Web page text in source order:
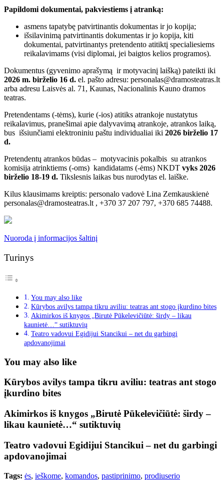
Papildomi dokumentai, pakviestiems į atranką:
asmens tapatybę patvirtinantis dokumentas ir jo kopija;
išsilavinimą patvirtinantis dokumentas ir jo kopija, kiti
dokumentai, patvirtinantys pretendento atitiktį specialiesiems
reikalavimams (visi diplomai, jei baigtos kelios programos).
Dokumentus (gyvenimo aprašymą ir motyvacinį laišką) pateikti iki
2026 m. birželio 16 d. el. pašto adresu: personalas@dramosteatras.lt
arba adresu Laisvės al. 71, Kaunas, Nacionalinis Kauno dramos
teatras.
Pretendentams (-tėms), kurie (-ios) atitiks atrankoje nustatytus
reikalavimus, pranešimai apie dalyvavimą atrankoje, atrankos laiką,
bus išsiunčiami elektroniniu paštu individualiai iki 2026 birželio 17
d.
Pretendentų atrankos būdas – motyvacinis pokalbis su atrankos
komisija atrinktiems (-oms) kandidatams (-ėms) NKDT vyks 2026
birželio 18-19 d. Tikslesnis laikas bus nurodytas el. laiške.
Kilus klausimams kreiptis: personalo vadovė Lina Zemkauskienė
personalas@dramosteatras.lt , +370 37 207 797, +370 685 74488.
Nuoroda į informacijos šaltinį
Turinys
You may also like
Kūrybos avilys tampa tikru aviliu: teatras ant stogo įkurdino bites
Akimirkos iš knygos „Birutė Pūkelevičiūtė: širdy – likau
kaunietė…“ sutiktuvių
Teatro vadovui Egidijui Stancikui – net du garbingi
apdovanojimai
You may also like
Kūrybos avilys tampa tikru aviliu: teatras ant stogo
įkurdino bites
Akimirkos iš knygos „Birutė Pūkelevičiūtė: širdy –
likau kaunietė…“ sutiktuvių
Teatro vadovui Egidijui Stancikui – net du garbingi
apdovanojimai
Tags: ės, ieškome, komandos, pastiprinimo, prodiuserio